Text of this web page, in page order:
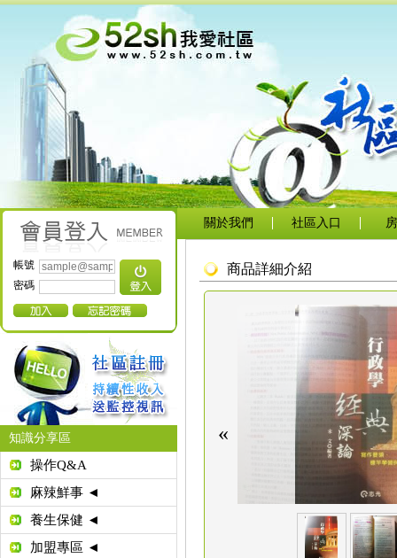
帳號
密碼
知識分享區
操作Q&A
麻辣鮮事 ◄
養生保健 ◄
加盟專區 ◄
關於我們 社區入口
商品詳細介紹
«